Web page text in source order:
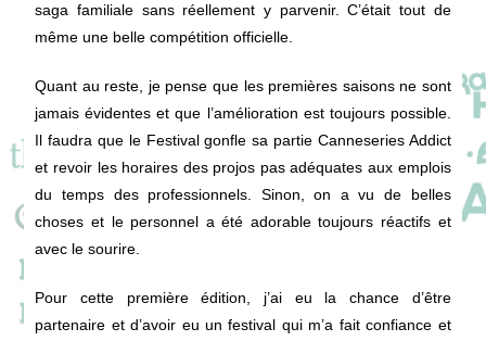
saga familiale sans réellement y parvenir. C’était tout de
même une belle compétition officielle.
Quant au reste, je pense que les premières saisons ne sont
jamais évidentes et que l’amélioration est toujours possible.
Il faudra que le Festival gonfle sa partie Canneseries Addict
et revoir les horaires des projos pas adéquates aux emplois
du temps des professionnels. Sinon, on a vu de belles
choses et le personnel a été adorable toujours réactifs et
avec le sourire.
Pour cette première édition, j’ai eu la chance d’être
partenaire et d’avoir eu un festival qui m’a fait confiance et